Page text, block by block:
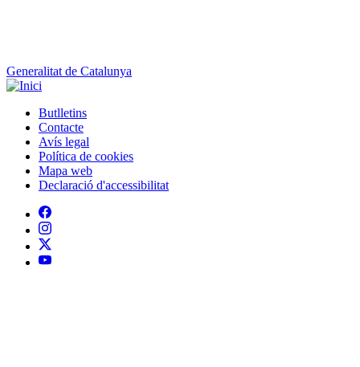
Avís legal
Política de cookies
Mapa web
Declaració d'accessibilitat